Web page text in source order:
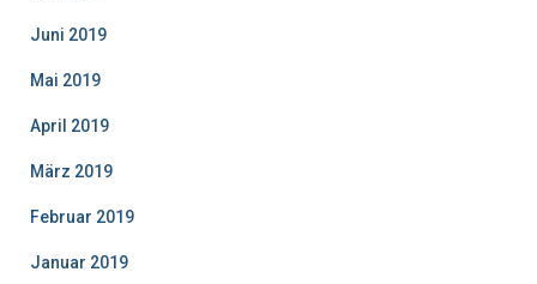
Juni 2019
Mai 2019
April 2019
März 2019
Februar 2019
Januar 2019